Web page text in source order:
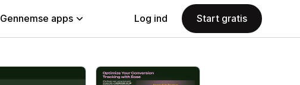
Gennemse apps Log ind Start gratis